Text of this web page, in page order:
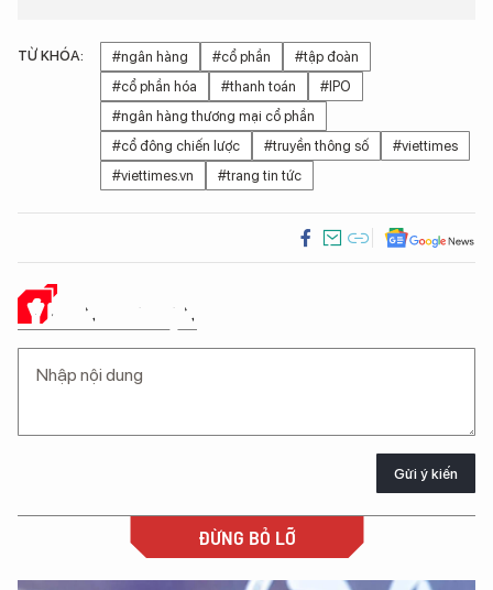
TỪ KHÓA: #ngân hàng #cổ phần
#tập đoàn
#cổ phần hóa
#thanh toán
#IPO
#ngân hàng thương mại cổ phần
#cổ đông chiến lược
#truyền thông số
#viettimes
#viettimes.vn
#trang tin tức
Ý KIẾN CỦA BẠN
Gửi ý kiến
ĐỪNG BỎ LỠ